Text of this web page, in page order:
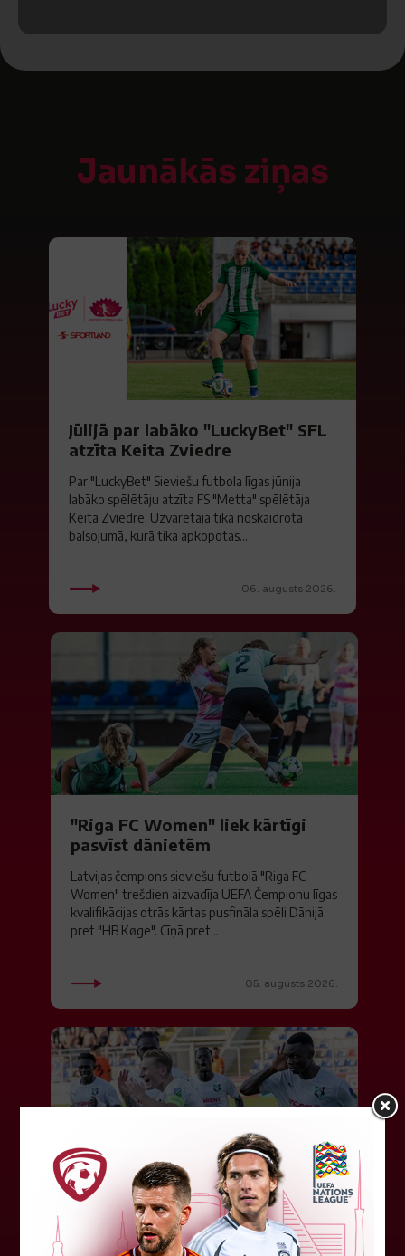
Jaunākās ziņas
Jūlijā par labāko "LuckyBet" SFL
atzīta Keita Zviedre
Par "LuckyBet" Sieviešu futbola līgas jūnija
labāko spēlētāju atzīta FS "Metta" spēlētāja
Keita Zviedre. Uzvarētāja tika noskaidrota
balsojumā, kurā tika apkopotas...
06. augusts 2026.
"Riga FC Women" liek kārtīgi
pasvīst dānietēm
Latvijas čempions sieviešu futbolā "Riga FC
Women" trešdien aizvadīja UEFA Čempionu līgas
kvalifikācijas otrās kārtas pusfināla spēli Dānijā
pret "HB Køge". Cīņā pret...
05. augusts 2026.
FK "Auda" pie eirokausu galda
turpina baudīt desertus